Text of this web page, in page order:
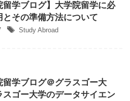
留学ブログ】大学院留学に必
とその準備方法について
Study Abroad
留学ブログ＠グラスゴー大
スゴー大学のデータサイエン